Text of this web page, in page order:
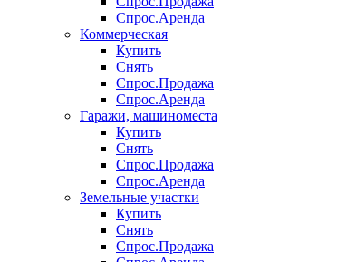
Спрос.Аренда
Коммерческая
Купить
Снять
Спрос.Продажа
Спрос.Аренда
Гаражи, машиноместа
Купить
Снять
Спрос.Продажа
Спрос.Аренда
Земельные участки
Купить
Снять
Спрос.Продажа